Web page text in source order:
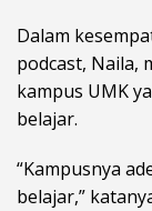
Dalam
podcast, Naila,
kampus UMK
belajar.
“Kampusnya
belajar,”